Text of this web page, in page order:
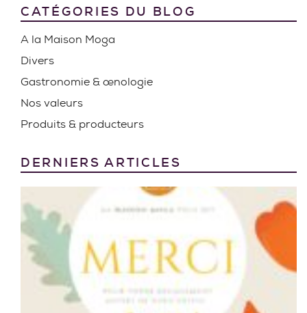
CATÉGORIES DU BLOG
A la Maison Moga
Divers
Gastronomie & œnologie
Nos valeurs
Produits & producteurs
DERNIERS ARTICLES